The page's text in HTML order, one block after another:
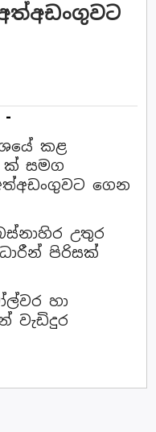
-
කළ
ක් සමග
ගෙන
උතුර
පිරිසක්
හා
වැඩිදුර